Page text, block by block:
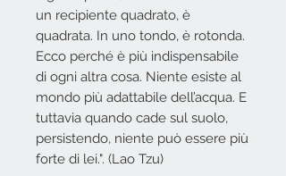
un recipiente quadrato, è
quadrata. In uno tondo, è rotonda.
Ecco perché è più indispensabile
di ogni altra cosa. Niente esiste al
mondo più adattabile dell’acqua. E
tuttavia quando cade sul suolo,
persistendo, niente può essere più
forte di lei.". (Lao Tzu)